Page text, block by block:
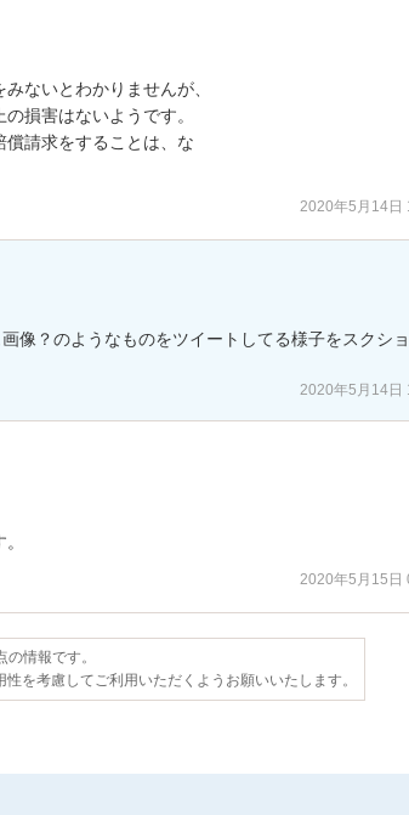
ないとわかりませんが、
損害はないようです。
請求をすることは、な
2020年5月14日
像？のようなものをツイートしてる様子をスクシ
2020年5月14日
2020年5月15日
情報です。
を考慮してご利用いただくようお願いいたします。